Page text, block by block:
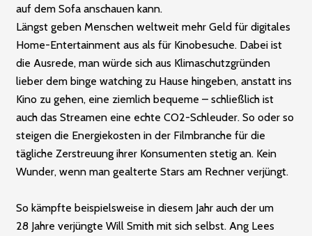
auf dem Sofa anschauen kann.
Längst geben Menschen weltweit mehr Geld für digitales
Home-Entertainment aus als für Kinobesuche. Dabei ist
die Ausrede, man würde sich aus Klimaschutzgründen
lieber dem binge watching zu Hause hin­geben, anstatt ins
Kino zu gehen, eine ziemlich bequeme – schließlich ist
auch das Streamen eine echte CO2-Schleuder. So oder so
steigen die Energiekosten in der Filmbranche für die
tägliche Zerstreuung ihrer Konsumenten stetig an. Kein
Wunder, wenn man gealterte Stars am Rechner verjüngt.
So kämpfte beispielsweise in diesem Jahr auch der um
28 Jahre verjüngte Will Smith mit sich selbst. Ang Lees